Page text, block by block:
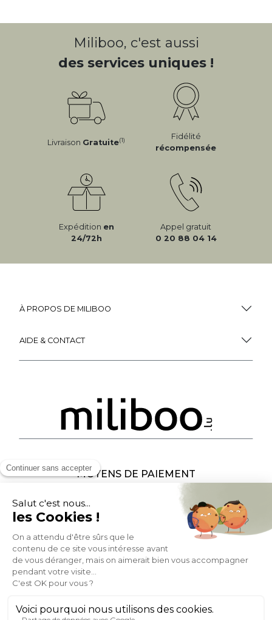
Miliboo, c'est aussi
des services uniques !
Livraison Gratuite(1)
Fidélité
récompensée
Expédition en
24/72h
Appel gratuit
0 20 88 04 14
À PROPOS DE MILIBOO
AIDE & CONTACT
MOYENS DE PAIEMENT
SOCIAL NETWORK